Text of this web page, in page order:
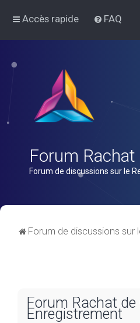
Accès rapide FAQ
Forum
Forum de discussions sur le
Forum de discussions sur
Forum Rachat
Enregistrement